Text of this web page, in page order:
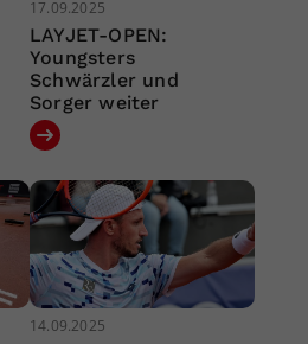
17.09.2025
LAYJET-OPEN:
Youngsters
Schwärzler und
Sorger weiter
14.09.2025